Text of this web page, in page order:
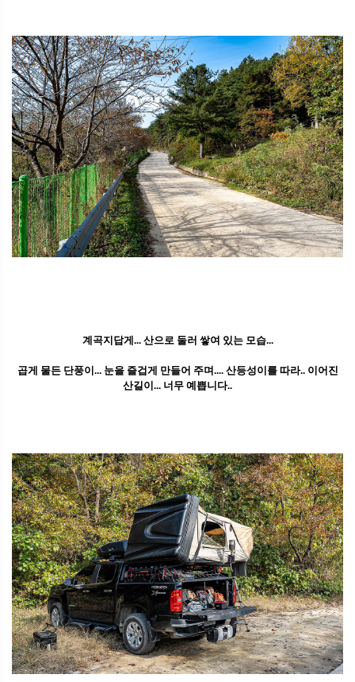
계곡지답게... 산으로 둘러 쌓여 있는 모습...
곱게 물든 단풍이... 눈을 즐겁게 만들어 주며.... 산등성이를 따라.. 이어진
산길이... 너무 예쁩니다..